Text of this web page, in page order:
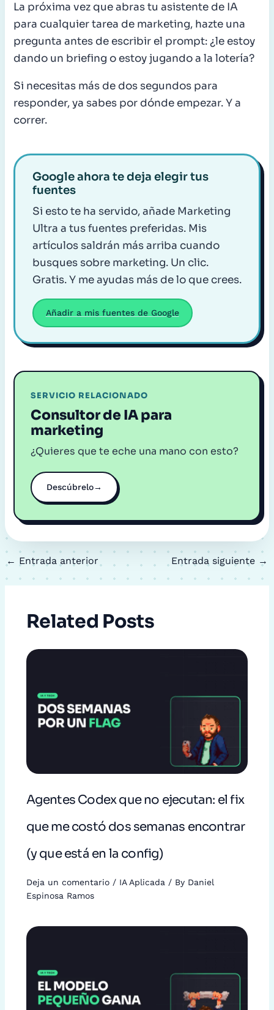
La próxima vez que abras tu asistente de IA
para cualquier tarea de marketing, hazte una
pregunta antes de escribir el prompt: ¿le estoy
dando un briefing o estoy jugando a la lotería?
Si necesitas más de dos segundos para
responder, ya sabes por dónde empezar. Y a
correr.
Google ahora te deja elegir tus
fuentes
Si esto te ha servido, añade Marketing
Ultra a tus fuentes preferidas. Mis
artículos saldrán más arriba cuando
busques sobre marketing. Un clic.
Gratis. Y me ayudas más de lo que crees.
Añadir a mis fuentes de Google
SERVICIO RELACIONADO
Consultor de IA para
marketing
¿Quieres que te eche una mano con esto?
Descúbrelo→
← Entrada anterior Entrada siguiente →
Related Posts
Agentes Codex que no ejecutan: el fix
que me costó dos semanas encontrar
(y que está en la config)
Deja un comentario / IA Aplicada/ By Daniel
Espinosa Ramos